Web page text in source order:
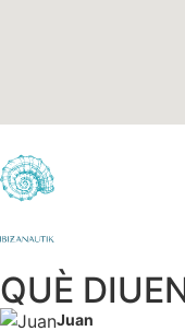
QUÈ
Juan